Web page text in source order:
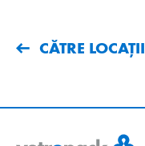
CĂTRE LOCAȚII